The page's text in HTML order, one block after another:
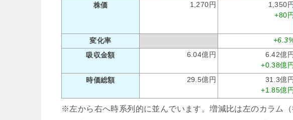
株価
1,270円
1,350円
+80円
変化率
吸収金額
6.04億円
6.42億円
+0.38億円
時価総額
29.5億円
31.3億円
+1.85億円
※左から右へ時系列的に並んでいます。増減比は左のカラム（